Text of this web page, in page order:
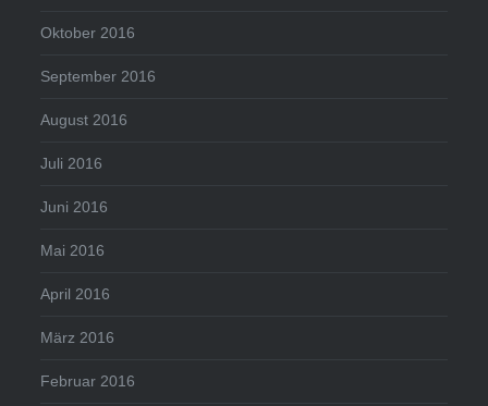
Oktober 2016
September 2016
August 2016
Juli 2016
Juni 2016
Mai 2016
April 2016
März 2016
Februar 2016